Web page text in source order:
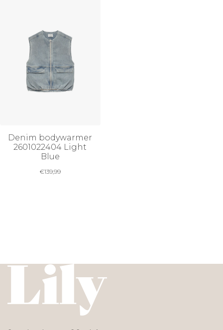
Denim bodywarmer
2601022404 Light
Blue
€139,99